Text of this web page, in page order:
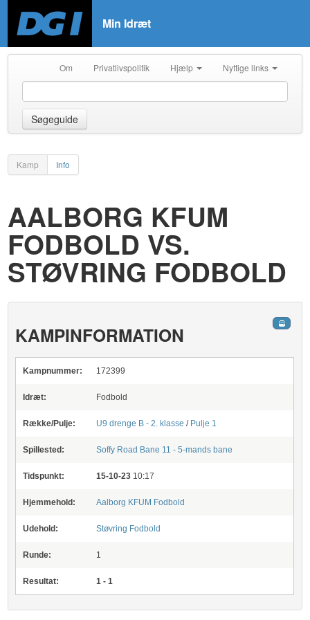
Min Idræt
Om Privatlivspolitik Hjælp Nyttige links
Søgeguide
Kamp Info
AALBORG KFUM
FODBOLD VS.
STØVRING FODBOLD
KAMPINFORMATION
Kampnummer: 172399
Idræt: Fodbold
Række/Pulje: U9 drenge B - 2. klasse / Pulje 1
Spillested: Soffy Road Bane 11 - 5-mands bane
Tidspunkt: 15-10-23 10:17
Hjemmehold: Aalborg KFUM Fodbold
Udehold: Støvring Fodbold
Runde: 1
Resultat: 1 - 1